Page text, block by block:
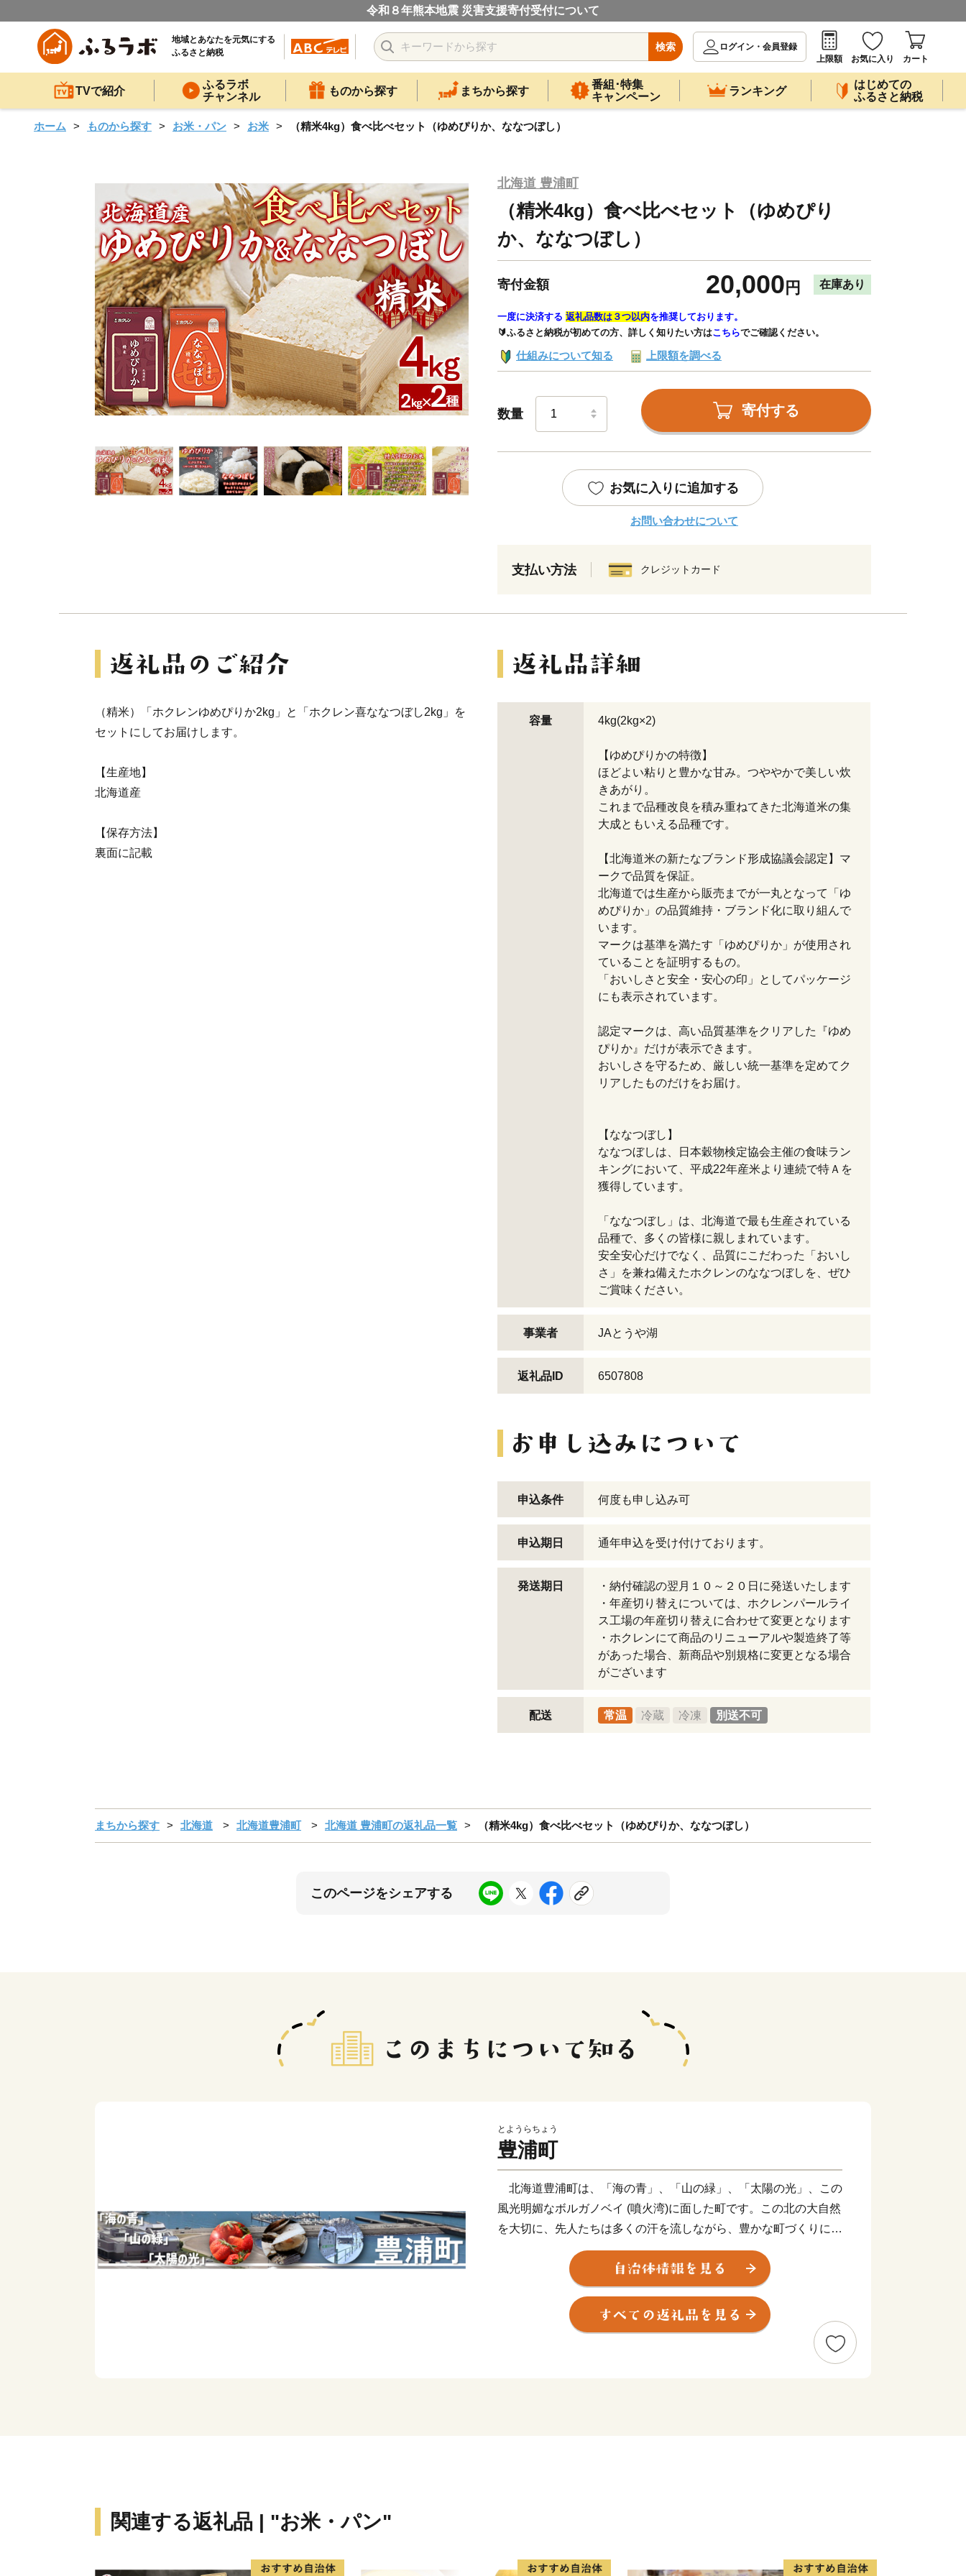
令和８年熊本地震 災害支援寄付受付について
地域とあなたを元気にする
ふるさと納税
検索
ログイン・会員登録
上限額
お気に入り カート
TVで紹介
ふるラボ
チャンネル
ものから探す まちから探す
番組･特集
キャンペーン
ランキング
はじめての
ふるさと納税
ホーム ものから探す お米・パン お米 （精米4kg）食べ比べセット（ゆめぴりか、ななつぼし）
北海道 豊浦町
（精米4kg）食べ比べセット（ゆめぴり
か、ななつぼし）
寄付金額 20,000 円 在庫あり
一度に決済する 返礼品数は３つ以内を推奨しております。
🔰ふるさと納税が初めての方、詳しく知りたい方はこちらでご確認ください。
仕組みについて知る 上限額を調べる
数量 寄付する
お気に入りに追加する
お問い合わせについて
支払い方法 クレジットカード
（精米）「ホクレンゆめぴりか2kg」と「ホクレン喜ななつぼし2kg」を
セットにしてお届けします。
【生産地】
北海道産
【保存方法】
裏面に記載
容量 4kg(2kg×2)
【ゆめぴりかの特徴】
ほどよい粘りと豊かな甘み。つややかで美しい炊
きあがり。
これまで品種改良を積み重ねてきた北海道米の集
大成ともいえる品種です。
【北海道米の新たなブランド形成協議会認定】マ
ークで品質を保証。
北海道では生産から販売までが一丸となって「ゆ
めぴりか」の品質維持・ブランド化に取り組んで
います。
マークは基準を満たす「ゆめぴりか」が使用され
ていることを証明するもの。
「おいしさと安全・安心の印」としてパッケージ
にも表示されています。
認定マークは、高い品質基準をクリアした『ゆめ
ぴりか』だけが表示できます。
おいしさを守るため、厳しい統一基準を定めてク
リアしたものだけをお届け。
【ななつぼし】
ななつぼしは、日本穀物検定協会主催の食味ラン
キングにおいて、平成22年産米より連続で特Ａを
獲得しています。
「ななつぼし」は、北海道で最も生産されている
品種で、多くの皆様に親しまれています。
安全安心だけでなく、品質にこだわった「おいし
さ」を兼ね備えたホクレンのななつぼしを、ぜひ
ご賞味ください。
事業者 JAとうや湖
返礼品ID 6507808
申込条件 何度も申し込み可
申込期日 通年申込を受け付けております。
発送期日
・納付確認の翌月１０～２０日に発送いたします
・年産切り替えについては、ホクレンパールライ
ス工場の年産切り替えに合わせて変更となります
・ホクレンにて商品のリニューアルや製造終了等
があった場合、新商品や別規格に変更となる場合
がございます
配送 常温 冷蔵 冷凍 別送不可
まちから探す 北海道 北海道豊浦町 北海道 豊浦町の返礼品一覧 （精米4kg）食べ比べセット（ゆめぴりか、ななつぼし）
このページをシェアする
とようらちょう
豊浦町
北海道豊浦町は、「海の青」、「山の緑」、「太陽の光」、この
風光明媚なボルガノベイ (噴火湾)に面した町です。この北の大自然
を大切に、先人たちは多くの汗を流しながら、豊かな町づくりに努
力を重ねてきて、現在の豊浦町があり、私たちは、この流した汗に
また一汗一汗適応した施策を推し進め、次世代に受け継いでいかな
ければならないと考えています。
本町は従前より第一次産業において、大きく成長をしており、代
表的な特産物としては、「いちご」「豚肉」「ホタテ」など、農業
及び水産業が盛んであります。加えて現在では、地場産品を生かし
関連する返礼品 | "お米・パン"